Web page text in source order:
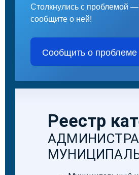
Столкнулись с проблемой —
сообщите о ней!
Сообщить о проблеме